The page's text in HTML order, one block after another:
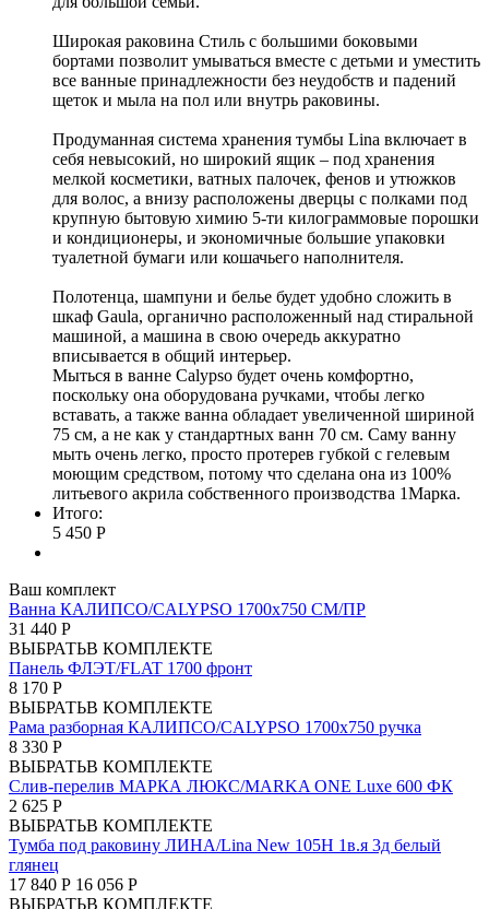
Широкая раковина Стиль с большими боковыми
бортами позволит умываться вместе с детьми и уместить
все ванные принадлежности без неудобств и падений
щеток и мыла на пол или внутрь раковины.
Продуманная система хранения тумбы Lina включает в
себя невысокий, но широкий ящик – под хранения
мелкой косметики, ватных палочек, фенов и утюжков
для волос, а внизу расположены дверцы с полками под
крупную бытовую химию 5-ти килограммовые порошки
и кондиционеры, и экономичные большие упаковки
туалетной бумаги или кошачьего наполнителя.
Полотенца, шампуни и белье будет удобно сложить в
шкаф Gaula, органично расположенный над стиральной
машиной, а машина в свою очередь аккуратно
вписывается в общий интерьер.
Мыться в ванне Calypso будет очень комфортно,
поскольку она оборудована ручками, чтобы легко
вставать, а также ванна обладает увеличенной шириной
75 см, а не как у стандартных ванн 70 см. Саму ванну
мыть очень легко, просто протерев губкой с гелевым
моющим средством, потому что сделана она из 100%
литьевого акрила собственного производства 1Марка.
Итого:
5 450 Р
Ваш комплект
Ванна КАЛИПСО/CALYPSO 1700х750 СМ/ПР
31 440 Р
ВЫБРАТЬВ КОМПЛЕКТЕ
Панель ФЛЭТ/FLAT 1700 фронт
8 170 Р
ВЫБРАТЬВ КОМПЛЕКТЕ
Рама разборная КАЛИПСО/CALYPSO 1700х750 ручка
8 330 Р
ВЫБРАТЬВ КОМПЛЕКТЕ
Слив-перелив МАРКА ЛЮКС/MARKA ONE Luxe 600 ФК
2 625 Р
ВЫБРАТЬВ КОМПЛЕКТЕ
Тумба под раковину ЛИНА/Lina New 105Н 1в.я 3д белый
глянец
17 840 Р 16 056 Р
ВЫБРАТЬВ КОМПЛЕКТЕ